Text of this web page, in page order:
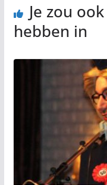
Je zou
hebben in